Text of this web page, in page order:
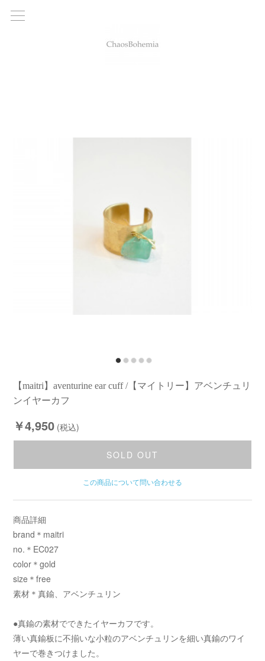
【maitri】aventurine ear cuff /【マイトリー】アベンチュリ
ンイヤーカフ
￥4,950 (税込)
SOLD OUT
この商品について問い合わせる
商品詳細
brand＊maitri
no.＊EC027
color＊gold
size＊free
素材＊真鍮、アベンチュリン
●真鍮の素材でできたイヤーカフです。
薄い真鍮板に不揃いな小粒のアベンチュリンを細い真鍮のワイ
ヤーで巻きつけました。